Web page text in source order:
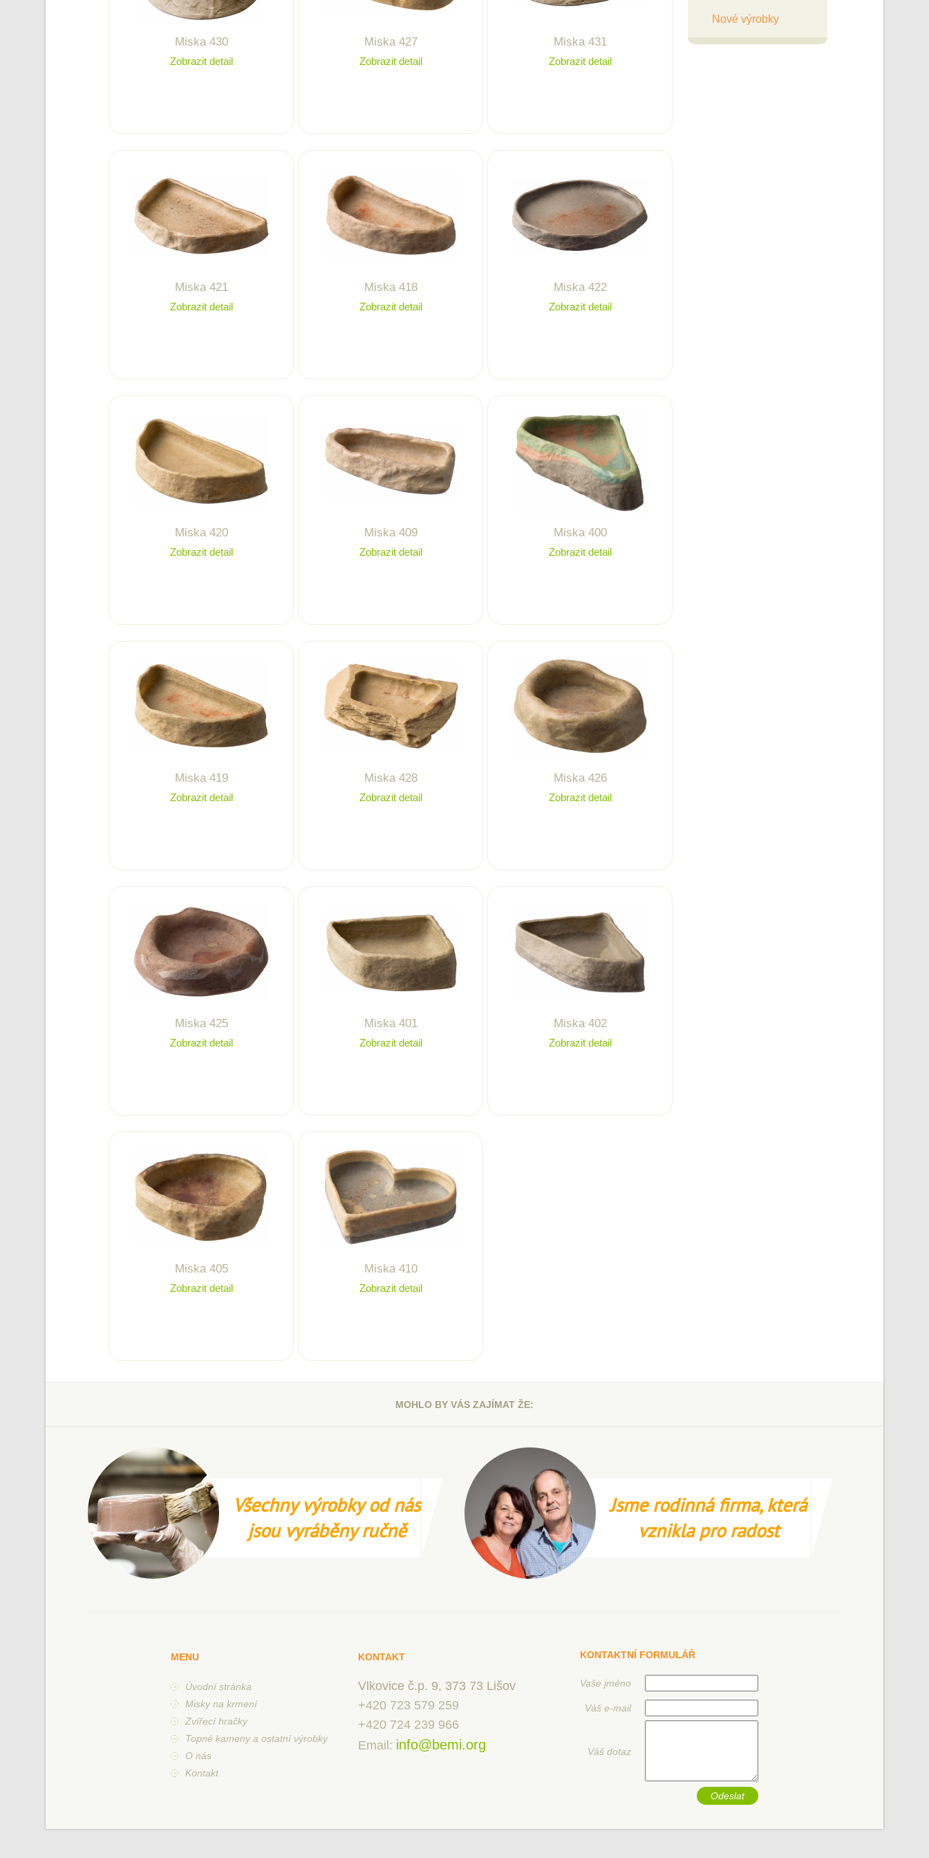
Nové výrobky
Miska 430
Zobrazit detail
Miska 427
Zobrazit detail
Miska 431
Zobrazit detail
Miska 421
Zobrazit detail
Miska 418
Zobrazit detail
Miska 422
Zobrazit detail
Miska 420
Zobrazit detail
Miska 409
Zobrazit detail
Miska 400
Zobrazit detail
Miska 419
Zobrazit detail
Miska 428
Zobrazit detail
Miska 426
Zobrazit detail
Miska 425
Zobrazit detail
Miska 401
Zobrazit detail
Miska 402
Zobrazit detail
Miska 405
Zobrazit detail
Miska 410
Zobrazit detail
MOHLO BY VÁS ZAJÍMAT ŽE:
Všechny výrobky od nás
jsou vyráběny ručně
Jsme rodinná firma, která
vznikla pro radost
MENU
Úvodní stránka
Misky na krmení
Zvířecí hračky
Topné kameny a ostatní výrobky
O nás
Kontakt
KONTAKT
Vlkovice č.p. 9, 373 73 Lišov
+420 723 579 259
+420 724 239 966
Email: info@bemi.org
KONTAKTNÍ FORMULÁŘ
Vaše jméno
Váš e-mail
Váš dotaz
Odeslat